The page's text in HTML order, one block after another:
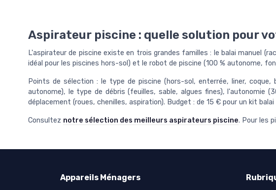
Aspirateur piscine : quelle solution pour
L'aspirateur de piscine existe en trois grandes familles : le balai manuel
idéal pour les piscines hors-sol) et le robot de piscine (100 % autonome,
Points de sélection : le type de piscine (hors-sol, enterrée, liner,
autonome), le type de débris (feuilles, sable, algues fines), l'autonomie
déplacement (roues, chenilles, aspiration). Budget : de 15 € pour un kit
Consultez notre sélection des meilleurs aspirateurs piscine. Pour les
Appareils Ménagers